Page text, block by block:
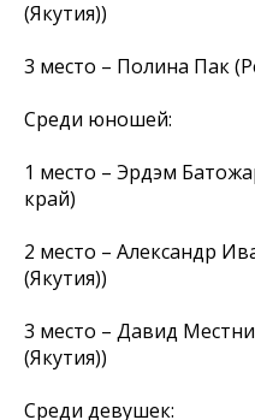
(Якутия))
3 место – Полина Пак
Среди юношей:
1 место – Эрдэм
край)
2 место – Александр
(Якутия))
3 место – Давид
(Якутия))
Среди девушек: